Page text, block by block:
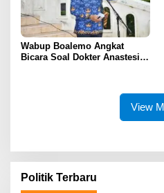
Wabup Boalemo Angkat
Bicara Soal Dokter Anastesi
View
Politik Terbaru